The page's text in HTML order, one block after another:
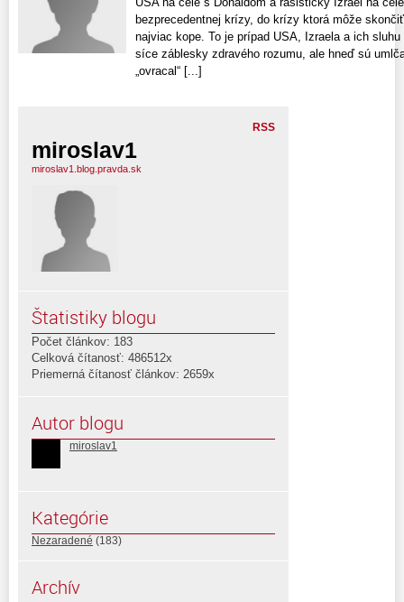
bezprecedentnej krízy, do krízy ktorá môže
najviac kope. To je prípad USA, Izraela a ich
síce záblesky zdravého rozumu, ale hneď sú
„ovracal“ [...]
RSS
miroslav1
miroslav1.blog.pravda.sk
Štatistiky blogu
Počet článkov: 183
Celková čítanosť: 486512x
Priemerná čítanosť článkov: 2659x
Autor blogu
miroslav1
Kategórie
Nezaradené (183)
Archív